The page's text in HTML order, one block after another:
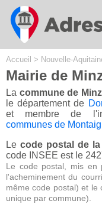
Accueil > Nouvelle-
Mairie de
La commune de
le département de
et membre de
communes de
Le code postal de
code INSEE est le
Le code postal, mis en
l'acheminement du
même code postal) et le
unique par commune).
Cookies management